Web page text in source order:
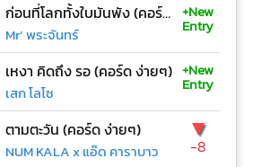
ก่อนที่โลกทั้งใบมันพัง (คอร์ด ง่ายๆ)
Mr’ พระจันทร์
+New
Entry
เหงา คิดถึง รอ (คอร์ด ง่ายๆ)
เสก โลโซ
+New
Entry
ตามตะวัน (คอร์ด ง่ายๆ)
NUM KALA x แอ๊ด คาราบาว
▼
-8